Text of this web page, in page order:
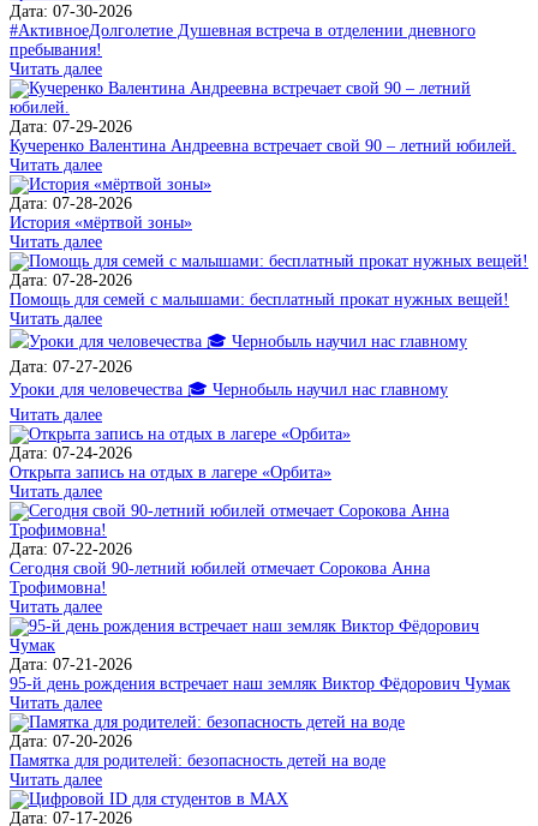
Дата: 07-30-2026
#АктивноеДолголетие Душевная встреча в отделении дневного
пребывания!
Читать далее
Дата: 07-29-2026
Кучеренко Валентина Андреевна встречает свой 90 – летний юбилей.
Читать далее
Дата: 07-28-2026
История «мёртвой зоны»
Читать далее
Дата: 07-28-2026
Помощь для семей с малышами: бесплатный прокат нужных вещей!
Читать далее
Дата: 07-27-2026
Уроки для человечества 🎓 Чернобыль научил нас главному
Читать далее
Дата: 07-24-2026
Открыта запись на отдых в лагере «Орбита»
Читать далее
Дата: 07-22-2026
Сегодня свой 90-летний юбилей отмечает Сорокова Анна
Трофимовна!
Читать далее
Дата: 07-21-2026
95-й день рождения встречает наш земляк Виктор Фёдорович Чумак
Читать далее
Дата: 07-20-2026
Памятка для родителей: безопасность детей на воде
Читать далее
Дата: 07-17-2026